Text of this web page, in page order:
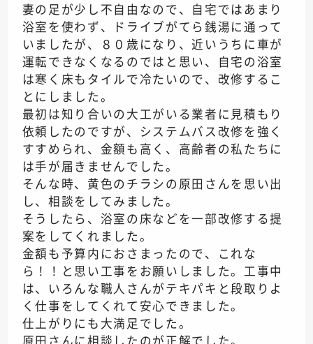
妻の足が少し不自由なので、自宅ではあまり
浴室を使わず、ドライブがてら銭湯に通って
いましたが、８０歳になり、近いうちに車が
運転できなくなるのではと思い、自宅の浴室
は寒く床もタイルで冷たいので、改修するこ
とにしました。
最初は知り合いの大工がいる業者に見積もり
依頼したのですが、システムバス改修を強く
すすめられ、金額も高く、高齢者の私たちに
は手が届きませんでした。
そんな時、黄色のチラシの原田さんを思い出
し、相談をしてみました。
そうしたら、浴室の床などを一部改修する提
案をしてくれました。
金額も予算内におさまったので、これな
ら！！と思い工事をお願いしました。工事中
は、いろんな職人さんがテキパキと段取りよ
く仕事をしてくれて安心できました。
仕上がりにも大満足でした。